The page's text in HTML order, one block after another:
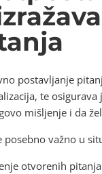
postavljanje
te
mišljenje i da
posebno važno u
otvorenih